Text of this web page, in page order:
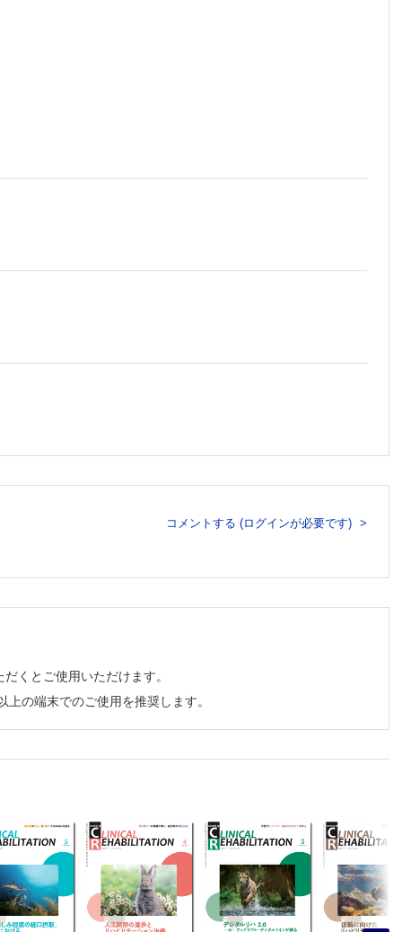
岡香織）
をとおして―（亀田佳一）
コメントする (ログインが必要です)
くとご使用いただけます。
の端末でのご使用を推奨します。